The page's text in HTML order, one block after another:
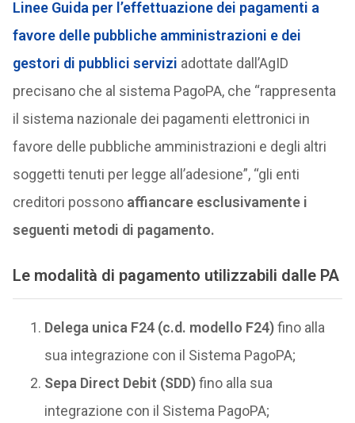
Linee Guida per l’effettuazione dei pagamenti a
favore delle pubbliche amministrazioni e dei
gestori di pubblici servizi adottate dall’AgID
precisano che al sistema PagoPA, che “rappresenta
il sistema nazionale dei pagamenti elettronici in
favore delle pubbliche amministrazioni e degli altri
soggetti tenuti per legge all’adesione”, “gli enti
creditori possono affiancare esclusivamente i
seguenti metodi di pagamento.
Le modalità di pagamento utilizzabili dalle PA
Delega unica F24 (c.d. modello F24)fino alla
sua integrazione con il Sistema PagoPA;
Sepa Direct Debit (SDD)fino alla sua
integrazione con il Sistema PagoPA;